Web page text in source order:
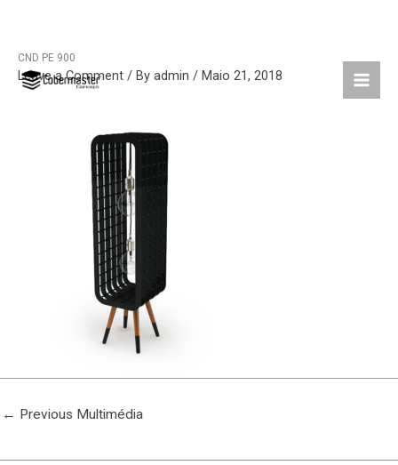
SkipCND PE 900
Leave a Comment / By admin / Maio 21, 2018
← Previous Multimédia